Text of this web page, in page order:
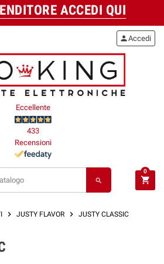
ACCEDI QUI
Eccellente
433
Recensioni
search
personAccedi
shopping_cart
0
chevron_right JUSTY FLAVOR chevron_right JUSTY CLASSIC